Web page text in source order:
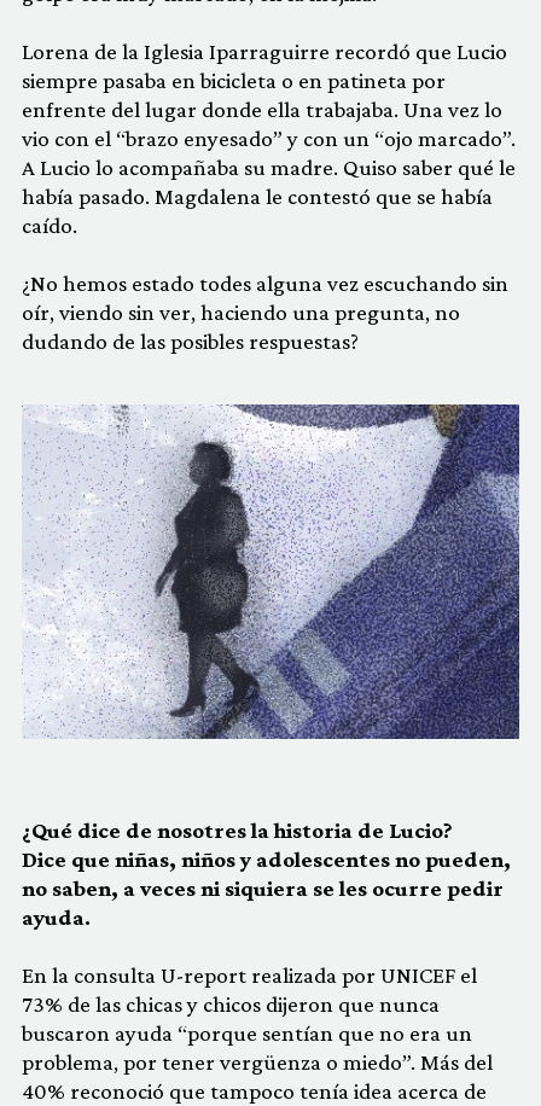
Lorena de la Iglesia Iparraguirre recordó que Lucio
siempre pasaba en bicicleta o en patineta por
enfrente del lugar donde ella trabajaba. Una vez lo
vio con el “brazo enyesado” y con un “ojo marcado”.
A Lucio lo acompañaba su madre. Quiso saber qué le
había pasado. Magdalena le contestó que se había
caído.
¿No hemos estado todes alguna vez escuchando sin
oír, viendo sin ver, haciendo una pregunta, no
dudando de las posibles respuestas?
¿Qué dice de nosotres la historia de Lucio?
Dice que niñas, niños y adolescentes no pueden,
no saben, a veces ni siquiera se les ocurre pedir
ayuda.
En la consulta U-report realizada por UNICEF el
73% de las chicas y chicos dijeron que nunca
buscaron ayuda “porque sentían que no era un
problema, por tener vergüenza o miedo”. Más del
40% reconoció que tampoco tenía idea acerca de